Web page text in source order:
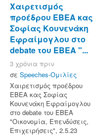
Χαιρετισμός
προέδρου ΕΒΕΑ κας
Σοφίας Κουνενάκη
Εφραίμογλου στο
debate του ΕΒΕΑ "...
3 χρόνια πριν
σε Speeches-Ομιλίες
Χαιρετισμός προέδρου
ΕΒΕΑ κας Σοφίας
Κουνενάκη Εφραίμογλου
στο debate του ΕΒΕΑ
"Οικονομία, Επενδύσεις,
Επιχειρήσεις", 2.5.23